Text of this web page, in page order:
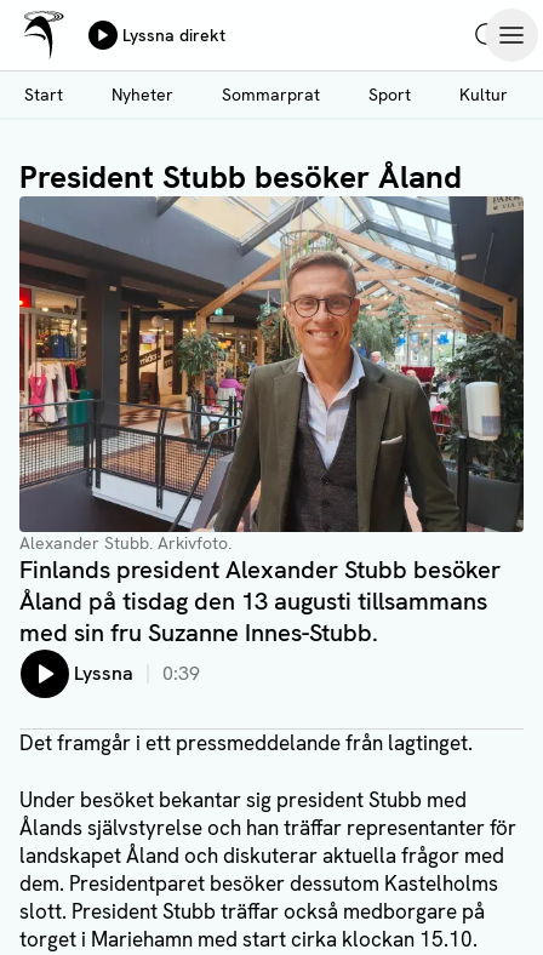
Hoppa
till
huvudinnehåll
Ålands Radio & TV
Lyssna direkt
Start
Nyheter Sommarprat Sport Kultur
President Stubb besöker Åland
Alexander Stubb. Arkivfoto.
Finlands president Alexander Stubb besöker
Åland på tisdag den 13 augusti tillsammans
med sin fru Suzanne Innes-Stubb.
Lyssna 0:39
Det framgår i ett pressmeddelande från lagtinget.
Under besöket bekantar sig president Stubb med
Ålands självstyrelse och han träffar representanter för
landskapet Åland och diskuterar aktuella frågor med
dem. Presidentparet besöker dessutom Kastelholms
slott. President Stubb träffar också medborgare på
torget i Mariehamn med start cirka klockan 15.10.